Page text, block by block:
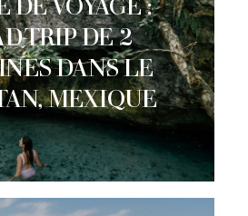
DE VOYAGE :
TRIP DE 2
DANS LE
MEXIQUE